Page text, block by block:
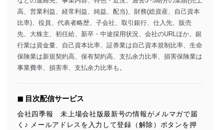
高、営業利益、経常利益、純益、配当)、財務(総資産、自己資本
比率)、役員、代表者略歴、子会社、取引銀行、仕入先、販売
先、大株主、初任給、新卒・中途採用状況、会社のURLほか。銀
行業は資金量、自己資本比率、証券業は自己資本規制比率、生命
保険業は新規契約高、保有契約高、支払余力比率、損害保険業は
事業費率、損害率、支払余力比率も。
◼︎ 目次配信サービス
会社四季報 未上場会社版最新号の情報がメルマガで届
く♪ メールアドレスを入力して登録（解除）ボタンを押